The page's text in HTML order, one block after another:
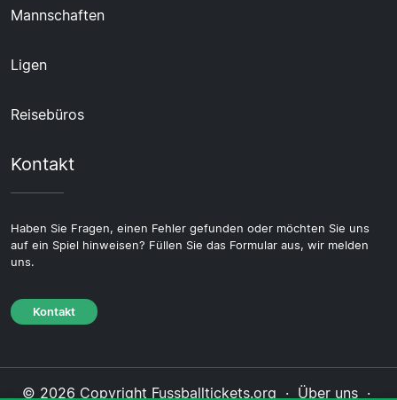
Mannschaften
Ligen
Reisebüros
Kontakt
Haben Sie Fragen, einen Fehler gefunden oder möchten Sie uns
auf ein Spiel hinweisen? Füllen Sie das Formular aus, wir melden
uns.
Kontakt
© 2026 Copyright Fussballtickets.org · Über uns ·